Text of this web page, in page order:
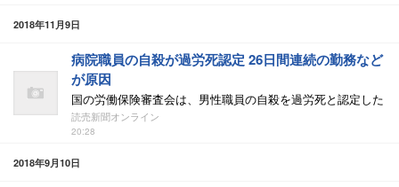
2018年11月9日
病院職員の自殺が過労死認定 26日間連続の勤務など
が原因
国の労働保険審査会は、男性職員の自殺を過労死と認定した
読売新聞オンライン
20:28
2018年9月10日